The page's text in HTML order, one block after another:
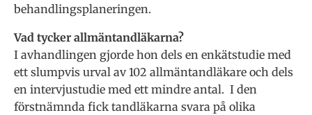
behandlingsplaneringen.
Vad tycker allmäntandläkarna?
I avhandlingen gjorde hon dels en enkätstudie med
ett slumpvis urval av 102 allmäntandläkare och dels
en intervjustudie med ett mindre antal. I den
förstnämnda fick tandläkarna svara på olika